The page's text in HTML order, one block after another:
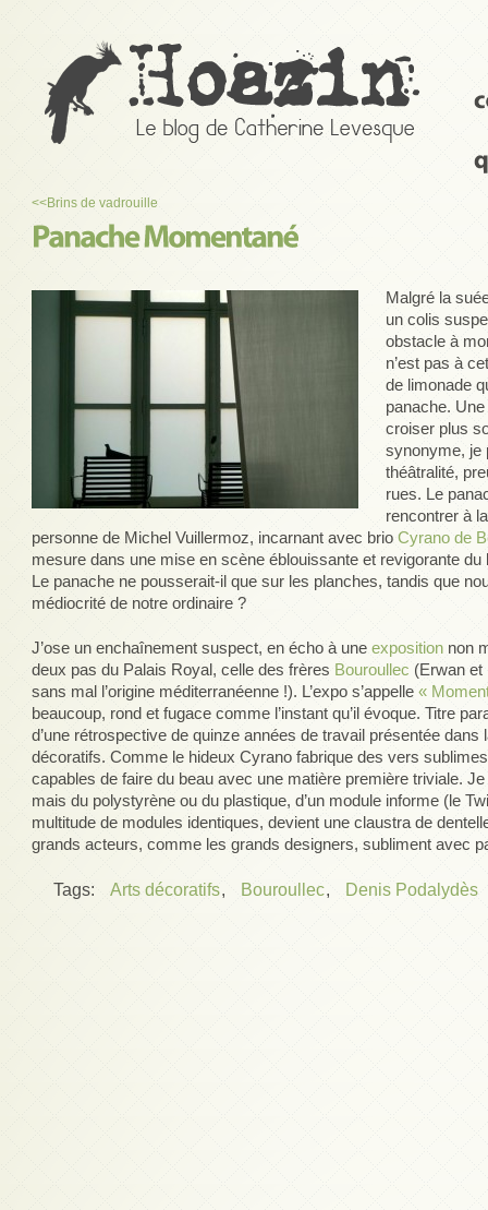
<<Brins de vadrouille
Malgré la
un colis
obstacle à
n’est pas à
de limonade
panache.
croiser plus
synonyme, je
théâtralité,
rues. Le
rencontrer à
personne de Michel Vuillermoz, incarnant avec brio Cyrano de
mesure dans une mise en scène éblouissante et revigorante
Le panache ne pousserait-il que sur les planches, tandis que
médiocrité de notre ordinaire ?
J’ose un enchaînement suspect, en écho à une exposition non
deux pas du Palais Royal, celle des frères Bouroullec (Erwan et
sans mal l’origine méditerranéenne !). L’expo s’appelle «
beaucoup, rond et fugace comme l’instant qu’il évoque. Titre
d’une rétrospective de quinze années de travail présentée dans
décoratifs. Comme le hideux Cyrano fabrique des vers
capables de faire du beau avec une matière première triviale.
mais du polystyrène ou du plastique, d’un module informe (le
multitude de modules identiques, devient une claustra de
grands acteurs, comme les grands designers, subliment avec
Tags: Arts décoratifs, Bouroullec, Denis Podalydès